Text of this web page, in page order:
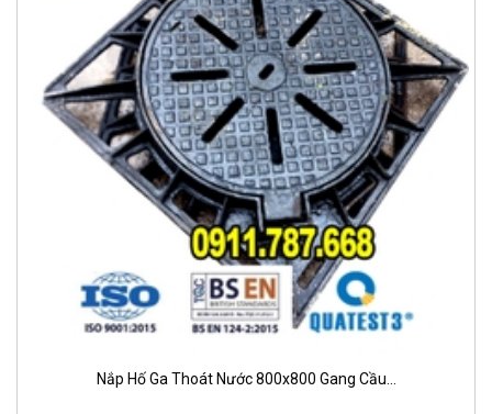
Nắp Hố Ga Thoát Nước 800x800 Gang Cầu...